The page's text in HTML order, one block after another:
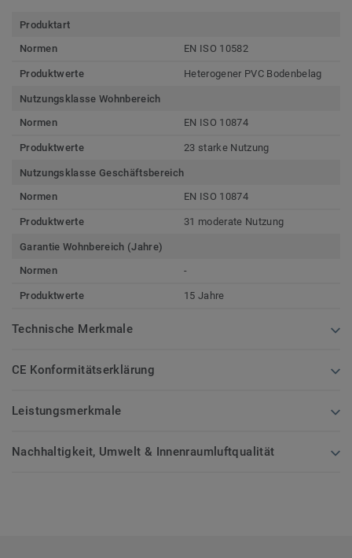
Produktart
Normen
EN ISO 10582
Produktwerte Heterogener PVC Bodenbelag
Nutzungsklasse Wohnbereich
Normen
EN ISO 10874
Produktwerte 23 starke Nutzung
Nutzungsklasse Geschäftsbereich
Normen
EN ISO 10874
Produktwerte 31 moderate Nutzung
Garantie Wohnbereich (Jahre)
Normen
-
Produktwerte 15 Jahre
Technische Merkmale
CE Konformitätserklärung
Leistungsmerkmale
Nachhaltigkeit, Umwelt & Innenraumluftqualität